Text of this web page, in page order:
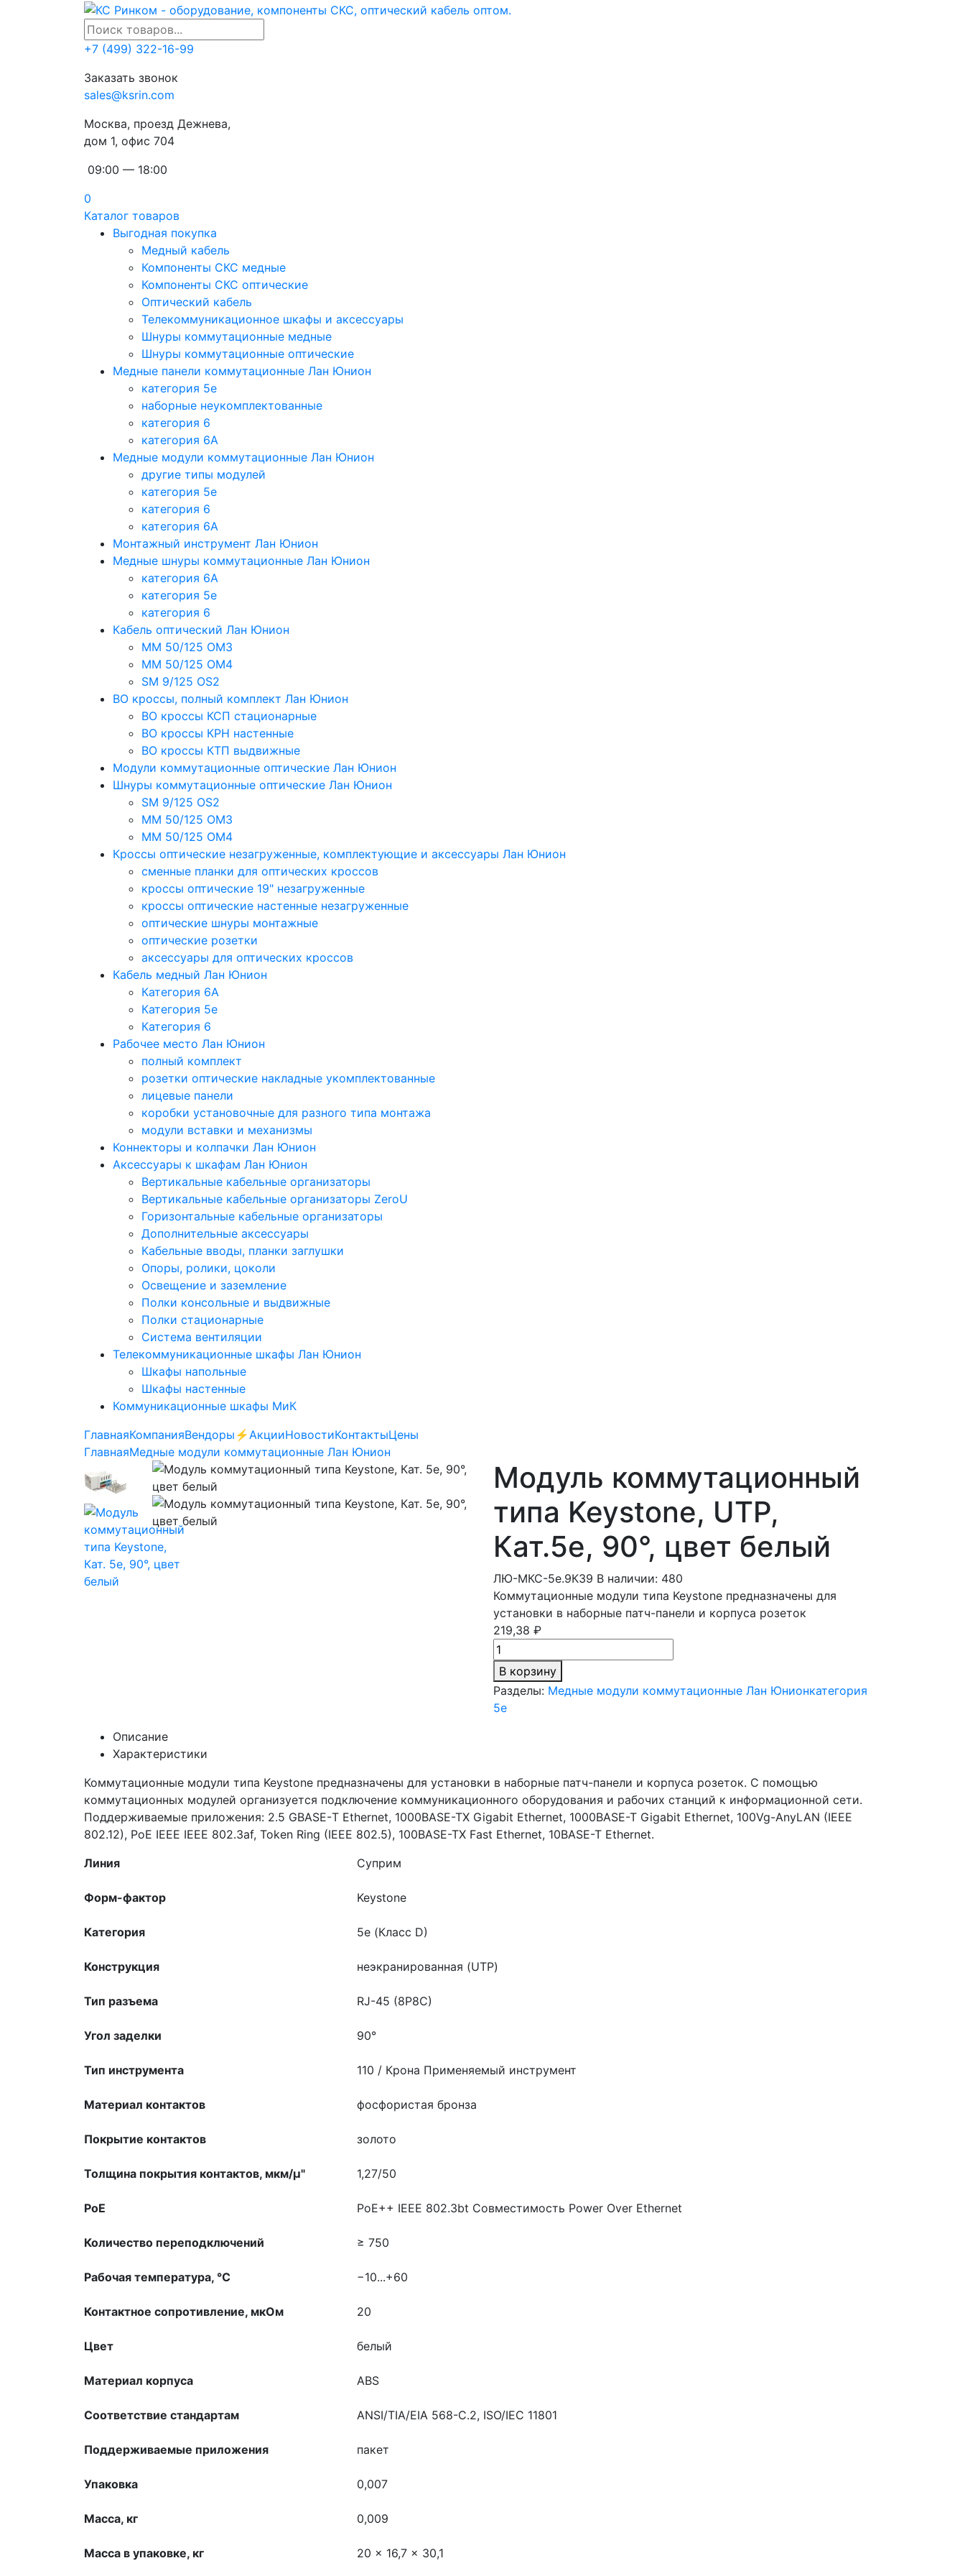
+7 (499) 322-16-99
Заказать звонок
sales@ksrin.com
Москва, проезд Дежнева,
дом 1, офис 704
09:00 — 18:00
0
Каталог товаров
Выгодная покупка
Медный кабель
Компоненты СКС медные
Компоненты СКС оптические
Оптический кабель
Телекоммуникационное шкафы и аксессуары
Шнуры коммутационные медные
Шнуры коммутационные оптические
Медные панели коммутационные Лан Юнион
категория 5e
наборные неукомплектованные
категория 6
категория 6A
Медные модули коммутационные Лан Юнион
другие типы модулей
категория 5е
категория 6
категория 6A
Монтажный инструмент Лан Юнион
Медные шнуры коммутационные Лан Юнион
категория 6A
категория 5e
категория 6
Кабель оптический Лан Юнион
MM 50/125 OM3
MM 50/125 OM4
SM 9/125 OS2
ВО кроссы, полный комплект Лан Юнион
ВО кроссы КСП стационарные
ВО кроссы КРН настенные
ВО кроссы КТП выдвижные
Модули коммутационные оптические Лан Юнион
Шнуры коммутационные оптические Лан Юнион
SM 9/125 OS2
MM 50/125 OM3
MM 50/125 OM4
Кроссы оптические незагруженные, комплектующие и аксессуары Лан Юнион
сменные планки для оптических кроссов
кроссы оптические 19" незагруженные
кроссы оптические настенные незагруженные
оптические шнуры монтажные
оптические розетки
аксессуары для оптических кроссов
Кабель медный Лан Юнион
Категория 6A
Категория 5e
Категория 6
Рабочее место Лан Юнион
полный комплект
розетки оптические накладные укомплектованные
лицевые панели
коробки установочные для разного типа монтажа
модули вставки и механизмы
Коннекторы и колпачки Лан Юнион
Аксессуары к шкафам Лан Юнион
Вертикальные кабельные организаторы
Вертикальные кабельные организаторы ZeroU
Горизонтальные кабельные организаторы
Дополнительные аксессуары
Кабельные вводы, планки заглушки
Опоры, ролики, цоколи
Освещение и заземление
Полки консольные и выдвижные
Полки стационарные
Система вентиляции
Телекоммуникационные шкафы Лан Юнион
Шкафы напольные
Шкафы настенные
Коммуникационные шкафы МиК
ГлавнаяКомпанияВендоры ⚡️АкцииНовостиКонтактыЦены
ГлавнаяМедные модули коммутационные Лан Юнион
Модуль коммутационный
типа Keystone, UTP,
Кат.5e, 90°, цвет белый
ЛЮ-МКС-5e.9К39 В наличии: 480
Коммутационные модули типа Keystone предназначены для
установки в наборные патч-панели и корпуса розеток
219,38 ₽
В корзину
Разделы: Медные модули коммутационные Лан Юнионкатегория
5е
Описание
Характеристики
Коммутационные модули типа Keystone предназначены для установки в наборные патч-панели и корпуса розеток. С помощью
коммутационных модулей организуется подключение коммуникационного оборудования и рабочих станций к информационной сети.
Поддерживаемые приложения: 2.5 GBASE-Т Ethernet, 1000BASE-TX Gigabit Ethernet, 1000BASE-T Gigabit Ethernet, 100Vg-AnyLAN (IEEE
802.12), PoE IEEE IEEE 802.3af, Token Ring (IEEE 802.5), 100BASE-TX Fast Ethernet, 10BASE-T Ethernet.
Линия
Суприм
Форм-фактор Keystone
Категория 5e (Класс D)
Конструкция неэкранированная (UTP)
Тип разъема RJ-45 (8P8C)
Угол заделки 90°
Тип инструмента 110 / Крона Применяемый инструмент
Материал контактов фосфористая бронза
Покрытие контактов золото
Толщина покрытия контактов, мкм/µ" 1,27/50
PoE PoE++ IEEE 802.3bt Совместимость Power Over Ethernet
Количество переподключений ≥ 750
Рабочая температура, °С −10...+60
Контактное сопротивление, мкOм 20
Цвет белый
Материал корпуса ABS
Соответствие стандартам ANSI/TIA/EIA 568-C.2, ISO/IEC 11801
Поддерживаемые приложения пакет
Упаковка 0,007
Масса, кг 0,009
Масса в упаковке, кг 20 x 16,7 x 30,1